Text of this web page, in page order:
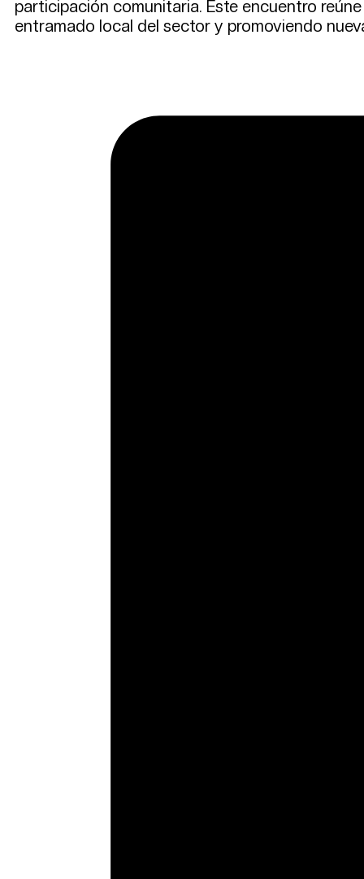
participación comunitaria. Este encuentro
entramado local del sector y promoviendo